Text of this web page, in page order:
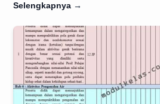
Selengkapnya →